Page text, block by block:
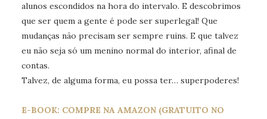
alunos escondidos na hora do intervalo. E descobrimos
que ser quem a gente é pode ser superlegal! Que
mudanças não precisam ser sempre ruins. E que talvez
eu não seja só um menino normal do interior, afinal de
contas.
Talvez, de alguma forma, eu possa ter… superpoderes!
E-BOOK: COMPRE NA AMAZON (GRATUITO NO